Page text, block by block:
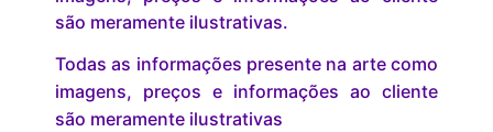
são meramente ilustrativas.
Todas as informações presente na arte como
imagens, preços e informações ao cliente
são meramente ilustrativas